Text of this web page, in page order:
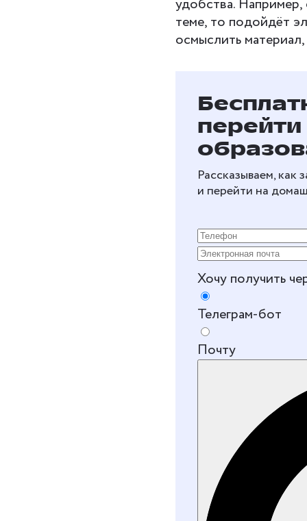
удобства.
теме, то подойдёт
осмыслить
Рассказываем,
и перейти на
Хочу получить
Телеграм-бот
Почту